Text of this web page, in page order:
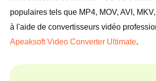
populaires tels que MP4, MOV, AVI,
à l'aide de convertisseurs vidéo
Apeaksoft Video Converter Ultimate.